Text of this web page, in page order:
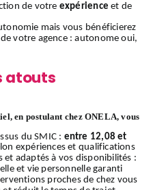
de votre expérience et de
mais vous bénéficierez
votre agence : autonome oui,
atouts
en postulant chez ONELA, vous
du SMIC : entre 12,08 et
expériences et qualifications
et adaptés à vos disponibilités :
et vie personnelle garanti
proches de chez vous